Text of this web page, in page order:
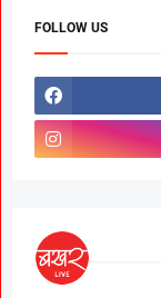
FOLLOW US